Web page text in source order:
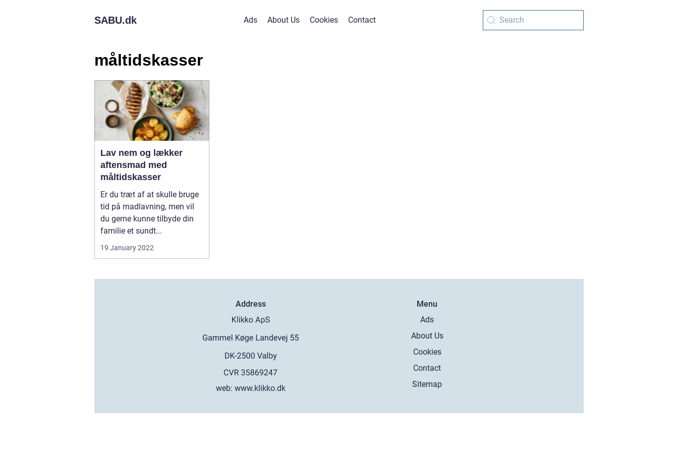
SABU.dk Ads About Us Cookies Contact
måltidskasser
Lav nem og lækker
aftensmad med
måltidskasser
Er du træt af at skulle bruge
tid på madlavning, men vil
du gerne kunne tilbyde din
familie et sundt...
19 January 2022
Address
web:www.klikko.dk
Menu
Ads
About Us
Cookies
Contact
Sitemap